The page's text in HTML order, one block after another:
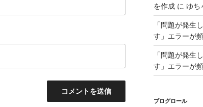
を作成に ゆち
「問題が発生
す」エラーが
「問題が発生
す」エラーが
ブログロール